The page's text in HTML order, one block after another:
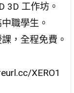
3D 工作坊。
職學生。
，全程免費。
XERO1